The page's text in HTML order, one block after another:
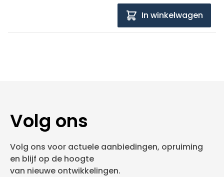
In winkelwagen
Volg ons
Volg ons voor actuele aanbiedingen, opruiming
en blijf op de hoogte
van nieuwe ontwikkelingen.